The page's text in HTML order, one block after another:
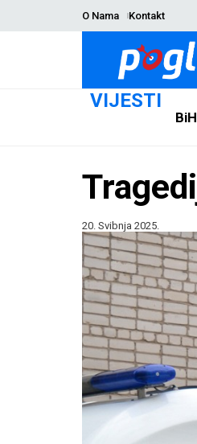
O Nama Kontakt
VIJESTI
BiH
20. Svibnja 2025.